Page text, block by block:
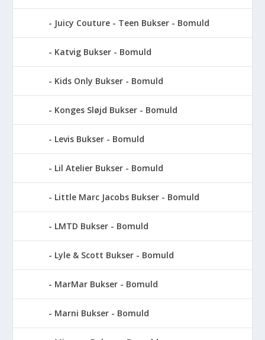
Juicy Couture - Teen Bukser - Bomuld
Katvig Bukser - Bomuld
Kids Only Bukser - Bomuld
Konges Sløjd Bukser - Bomuld
Levis Bukser - Bomuld
Lil Atelier Bukser - Bomuld
Little Marc Jacobs Bukser - Bomuld
LMTD Bukser - Bomuld
Lyle & Scott Bukser - Bomuld
MarMar Bukser - Bomuld
Marni Bukser - Bomuld